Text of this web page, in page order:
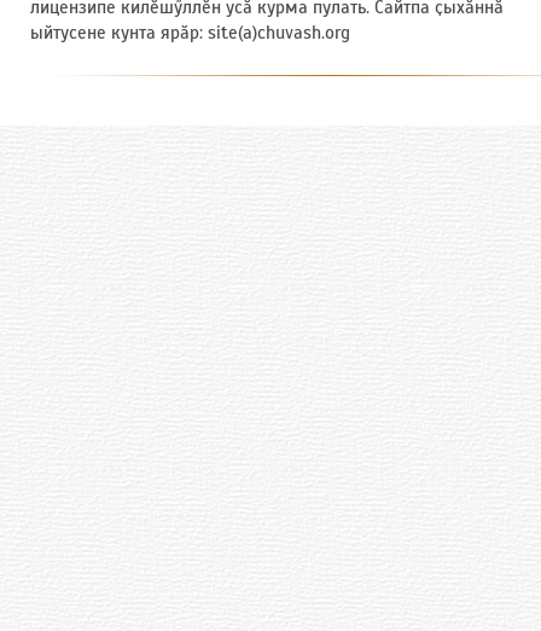
лицензипе килӗшӳллӗн усӑ курма пулать. Сайтпа ҫыхӑннӑ
ыйтусене кунта ярӑр: site(a)chuvash.org